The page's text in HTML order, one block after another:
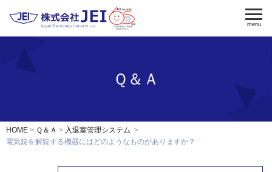
電気錠制御盤 入退室管理
修理・保守
menu
Ｑ＆Ａ
HOME Ｑ＆Ａ
入退室管理システム
電気錠を解錠する機器にはどのようなものがありますか？